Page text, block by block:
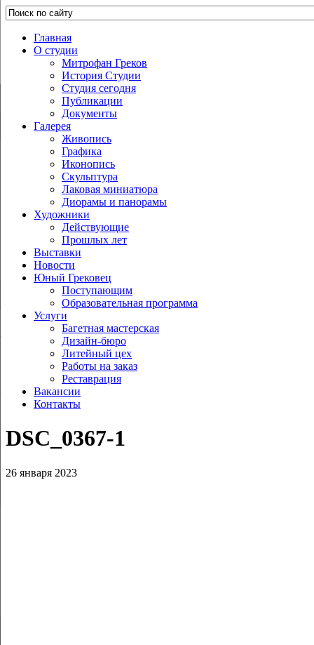
Главная
О студии
Митрофан Греков
История Студии
Студия сегодня
Публикации
Документы
Галерея
Живопись
Графика
Иконопись
Скульптура
Лаковая миниатюра
Диорамы и панорамы
Художники
Действующие
Прошлых лет
Выставки
Новости
Юный Грековец
Поступающим
Образовательная программа
Услуги
Багетная мастерская
Дизайн-бюро
Литейный цех
Работы на заказ
Реставрация
Вакансии
Контакты
DSC_0367‑1
26 января 2023